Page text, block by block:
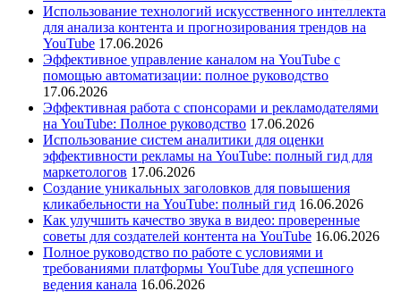
Использование технологий искусственного интеллекта
для анализа контента и прогнозирования трендов на
YouTube 17.06.2026
Эффективное управление каналом на YouTube с
помощью автоматизации: полное руководство
17.06.2026
Эффективная работа с спонсорами и рекламодателями
на YouTube: Полное руководство 17.06.2026
Использование систем аналитики для оценки
эффективности рекламы на YouTube: полный гид для
маркетологов 17.06.2026
Создание уникальных заголовков для повышения
кликабельности на YouTube: полный гид 16.06.2026
Как улучшить качество звука в видео: проверенные
советы для создателей контента на YouTube 16.06.2026
Полное руководство по работе с условиями и
требованиями платформы YouTube для успешного
ведения канала 16.06.2026